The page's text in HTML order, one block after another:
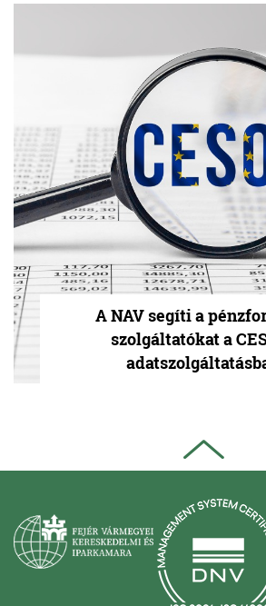
A NAV segíti a
szolgáltatókat a